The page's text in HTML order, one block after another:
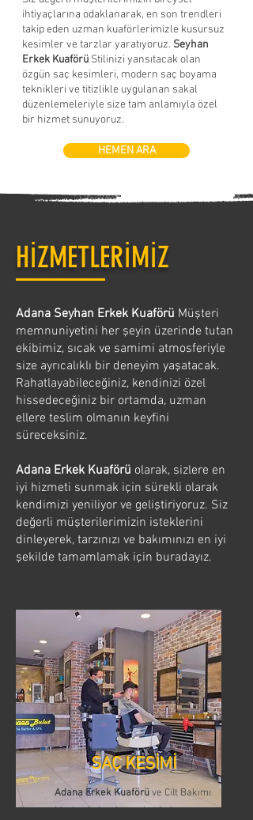
ihtiyaçlarına odaklanarak, en son trendleri
takip eden uzman kuaförlerimizle kusursuz
kesimler ve tarzlar yaratıyoruz. Seyhan
Erkek Kuaförü Stilinizi yansıtacak olan
özgün saç kesimleri, modern saç boyama
teknikleri ve titizlikle uygulanan sakal
düzenlemeleriyle size tam anlamıyla özel
bir hizmet sunuyoruz.
HEMEN ARA
HİZMETLERİMİZ
Adana Seyhan Erkek Kuaförü Müşteri
memnuniyetini her şeyin üzerinde tutan
ekibimiz, sıcak ve samimi atmosferiyle
size ayrıcalıklı bir deneyim yaşatacak.
Rahatlayabileceğiniz, kendinizi özel
hissedeceğiniz bir ortamda, uzman
ellere teslim olmanın keyfini
süreceksiniz.
Adana Erkek Kuaförü olarak, sizlere en
iyi hizmeti sunmak için sürekli olarak
kendimizi yeniliyor ve geliştiriyoruz. Siz
değerli müşterilerimizin isteklerini
dinleyerek, tarzınızı ve bakımınızı en iyi
şekilde tamamlamak için buradayız.
SAÇ KESİMİ
Adana Erkek Kuaförüve Cilt Bakımı
Merkezi olarak, saç kesimi